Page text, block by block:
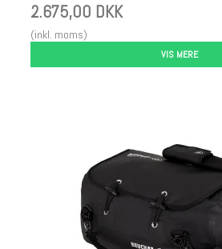
2.675,00 DKK
(inkl. moms)
VIS MERE